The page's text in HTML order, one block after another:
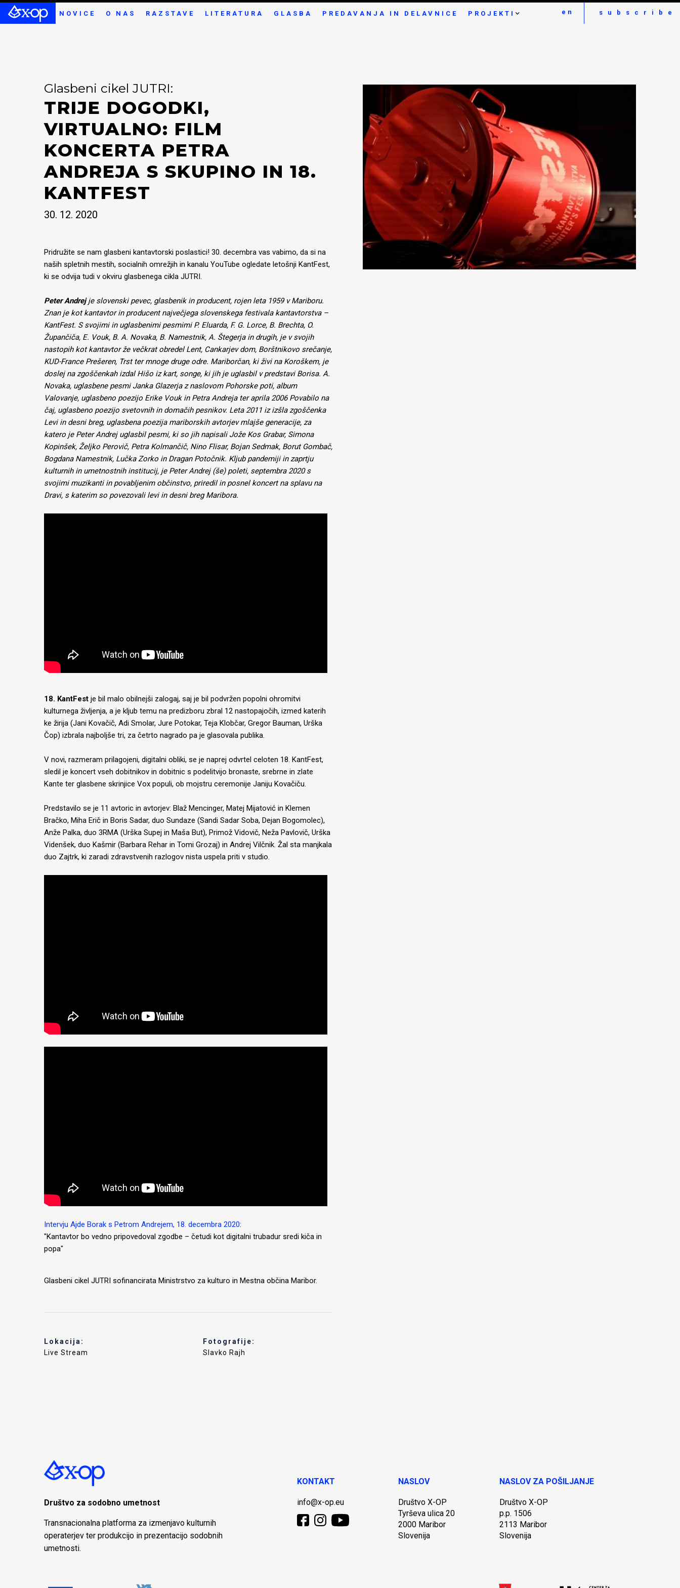
NOVICE O NAS RAZSTAVE LITERATURA GLASBA PREDAVANJA IN DELAVNICE PROJEKTI en subscribe
Glasbeni cikel JUTRI:
TRIJE DOGODKI,
VIRTUALNO: FILM
KONCERTA PETRA
ANDREJA S SKUPINO IN 18.
KANTFEST
30. 12. 2020
Pridružite se nam glasbeni kantavtorski poslastici! 30. decembra vas vabimo, da si na
naših spletnih mestih, socialnih omrežjih in kanalu YouTube ogledate letošnji KantFest,
ki se odvija tudi v okviru glasbenega cikla JUTRI.
Peter Andrejje slovenski pevec, glasbenik in producent, rojen leta 1959 v Mariboru.
Znan je kot kantavtor in producent največjega slovenskega festivala kantavtorstva –
KantFest. S svojimi in uglasbenimi pesmimi P. Eluarda, F. G. Lorce, B. Brechta, O.
Župančiča, E. Vouk, B. A. Novaka, B. Namestnik, A. Štegerja in drugih, je v svojih
nastopih kot kantavtor že večkrat obredel Lent, Cankarjev dom, Borštnikovo srečanje,
KUD-France Prešeren, Trst ter mnoge druge odre. Mariborčan, ki živi na Koroškem, je
doslej na zgoščenkah izdal Hišo iz kart, songe, ki jih je uglasbil v predstavi Borisa. A.
Novaka, uglasbene pesmi Janka Glazerja z naslovom Pohorske poti, album
Valovanje, uglasbeno poezijo Erike Vouk in Petra Andreja ter aprila 2006 Povabilo na
čaj, uglasbeno poezijo svetovnih in domačih pesnikov. Leta 2011 iz izšla zgoščenka
Levi in desni breg, uglasbena poezija mariborskih avtorjev mlajše generacije, za
katero je Peter Andrej uglasbil pesmi, ki so jih napisali Jože Kos Grabar, Simona
Kopinšek, Željko Perovič, Petra Kolmančič, Nino Flisar, Bojan Sedmak, Borut Gombač,
Bogdana Namestnik, Lučka Zorko in Dragan Potočnik. Kljub pandemiji in zaprtju
kulturnih in umetnostnih institucij, je Peter Andrej (še) poleti, septembra 2020 s
svojimi muzikanti in povabljenim občinstvo, priredil in posnel koncert na splavu na
Dravi, s katerim so povezovali levi in desni breg Maribora.
18. KantFest je bil malo obilnejši zalogaj, saj je bil podvržen popolni ohromitvi
kulturnega življenja, a je kljub temu na predizboru zbral 12 nastopajočih, izmed katerih
ke žirija (Jani Kovačič, Adi Smolar, Jure Potokar, Teja Klobčar, Gregor Bauman, Urška
Čop) izbrala najboljše tri, za četrto nagrado pa je glasovala publika.
V novi, razmeram prilagojeni, digitalni obliki, se je naprej odvrtel celoten 18. KantFest,
sledil je koncert vseh dobitnikov in dobitnic s podelitvijo bronaste, srebrne in zlate
Kante ter glasbene skrinjice Vox populi, ob mojstru ceremonije Janiju Kovačiču.
Predstavilo se je 11 avtoric in avtorjev: Blaž Mencinger, Matej Mijatović in Klemen
Bračko, Miha Erič in Boris Sadar, duo Sundaze (Sandi Sadar Soba, Dejan Bogomolec),
Anže Palka, duo 3RMA (Urška Supej in Maša But), Primož Vidovič, Neža Pavlovič, Urška
Videnšek, duo Kašmir (Barbara Rehar in Tomi Grozaj) in Andrej Vilčnik. Žal sta manjkala
duo Zajtrk, ki zaradi zdravstvenih razlogov nista uspela priti v studio.
Intervju Ajde Borak s Petrom Andrejem, 18. decembra 2020:
"Kantavtor bo vedno pripovedoval zgodbe – četudi kot digitalni trubadur sredi kiča in
popa"
Glasbeni cikel JUTRI sofinancirata Ministrstvo za kulturo in Mestna občina Maribor.
Lokacija:
Live Stream
Fotografije:
Slavko Rajh
Društvo za sodobno umetnost
Transnacionalna platforma za izmenjavo kulturnih
operaterjev ter produkcijo in prezentacijo sodobnih
umetnosti.
KONTAKT
info@x-op.eu
NASLOV
Društvo X-OP
Tyrševa ulica 20
2000 Maribor
Slovenija
NASLOV ZA POŠILJANJE
Društvo X-OP
p.p. 1506
2113 Maribor
Slovenija